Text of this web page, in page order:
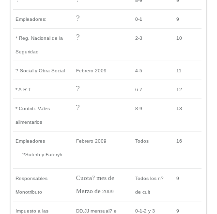
Empleadores: ? 0-1 9
* Reg. Nacional de la
Seguridad
? 2-3 10
? Social y Obra Social Febrero 2009 4-5 11
* A.R.T. ? 6-7 12
* Contrib. Vales
alimentarios
? 8-9 13
Empleadores
?Suterh y Fateryh
Febrero 2009 Todos 16
Responsables
Monotributo
Cuota? mes de
Marzo de 2009
Todos los n?
de cuit
9
Impuesto a las DD.JJ mensual? e 0-1-2 y 3 9